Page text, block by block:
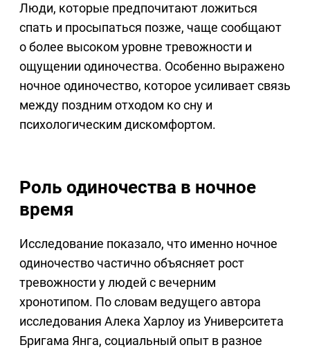
Люди, которые предпочитают ложиться
спать и просыпаться позже, чаще сообщают
о более высоком уровне тревожности и
ощущении одиночества. Особенно выражено
ночное одиночество, которое усиливает связь
между поздним отходом ко сну и
психологическим дискомфортом.
Роль одиночества в ночное
время
Исследование показало, что именно ночное
одиночество частично объясняет рост
тревожности у людей с вечерним
хронотипом. По словам ведущего автора
исследования Алекa Харлоу из Университета
Бригама Янга, социальный опыт в разное